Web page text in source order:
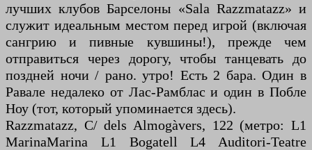
лучших клубов Барселоны «Sala Razzmatazz» и
служит идеальным местом перед игрой (включая
сангрию и пивные кувшины!), прежде чем
отправиться через дорогу, чтобы танцевать до
поздней ночи / рано. утро! Есть 2 бара. Один в
Равале недалеко от Лас-Рамблас и один в Побле
Ноу (тот, который упоминается здесь).
Razzmatazz, C/ dels Almogàvers, 122 (метро: L1
MarinaMarina L1 Bogatell L4 Auditori-Teatre